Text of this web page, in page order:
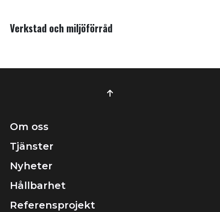
Verkstad och miljöförråd
Om oss
Tjänster
Nyheter
Hållbarhet
Referensprojekt